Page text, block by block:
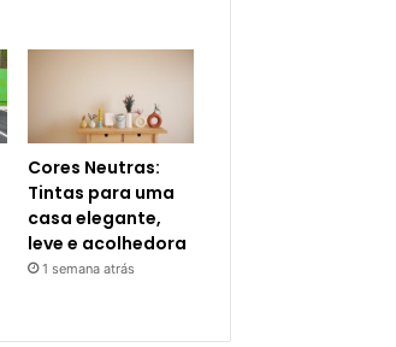
Cores Neutras:
Tintas para uma
casa elegante,
leve e acolhedora
1 semana atrás